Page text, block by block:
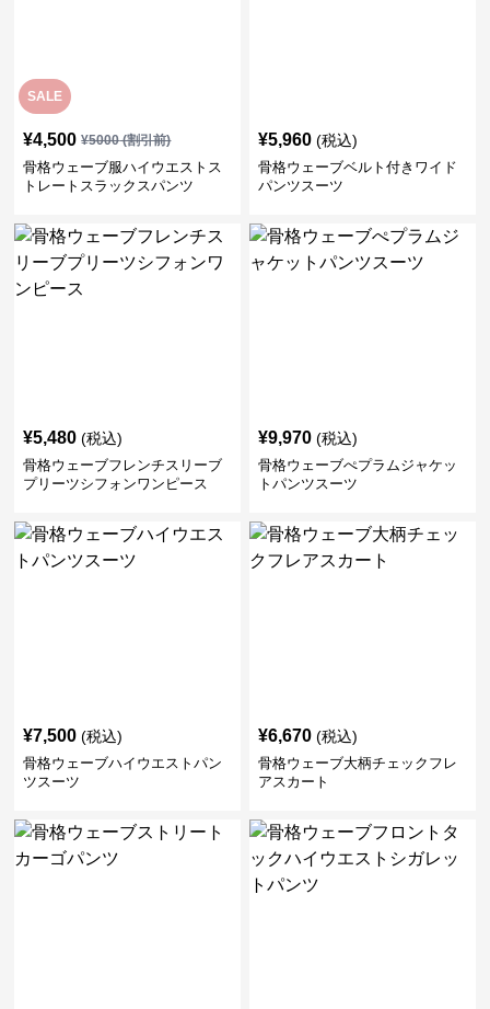
SALE
¥4,500 ¥5000(割引前)
骨格ウェーブ服ハイウエストス
トレートスラックスパンツ
¥5,960 (税込)
骨格ウェーブベルト付きワイド
パンツスーツ
¥5,480 (税込)
骨格ウェーブフレンチスリーブ
プリーツシフォンワンピース
¥9,970 (税込)
骨格ウェーブぺプラムジャケッ
トパンツスーツ
¥7,500 (税込)
骨格ウェーブハイウエストパン
ツスーツ
¥6,670 (税込)
骨格ウェーブ大柄チェックフレ
アスカート